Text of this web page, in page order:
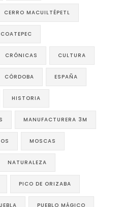
CERRO MACUILTÉPETL
COATEPEC
CRÓNICAS CULTURA
CÓRDOBA ESPAÑA
HISTORIA
MANUFACTURERA 3M
MOSCAS
NATURALEZA
PICO DE ORIZABA
PUEBLO MÁGICO